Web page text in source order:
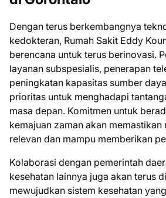
Dengan terus berkembangnya
kedokteran, Rumah Sakit Eddy
berencana untuk terus berinovasi.
layanan subspesialis, penerapan
peningkatan kapasitas sumber
prioritas untuk menghadapi
masa depan. Komitmen untuk
kemajuan zaman akan memastikan
relevan dan mampu memberikan
Kolaborasi dengan pemerintah
kesehatan lainnya juga akan terus
mewujudkan sistem kesehatan